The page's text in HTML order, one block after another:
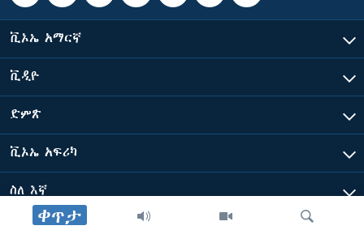
ቀጥታ
ቪኦኤ አማርኛ
ቪዲዮ
ድምጽ
ቪኦኤ አፍሪካ
ስለ እኛ